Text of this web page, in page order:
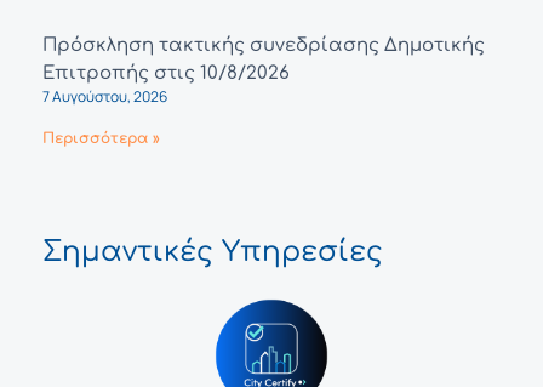
Πρόσκληση τακτικής συνεδρίασης Δημοτικής
Επιτροπής στις 10/8/2026
7 Αυγούστου, 2026
Περισσότερα »
Σημαντικές Υπηρεσίες